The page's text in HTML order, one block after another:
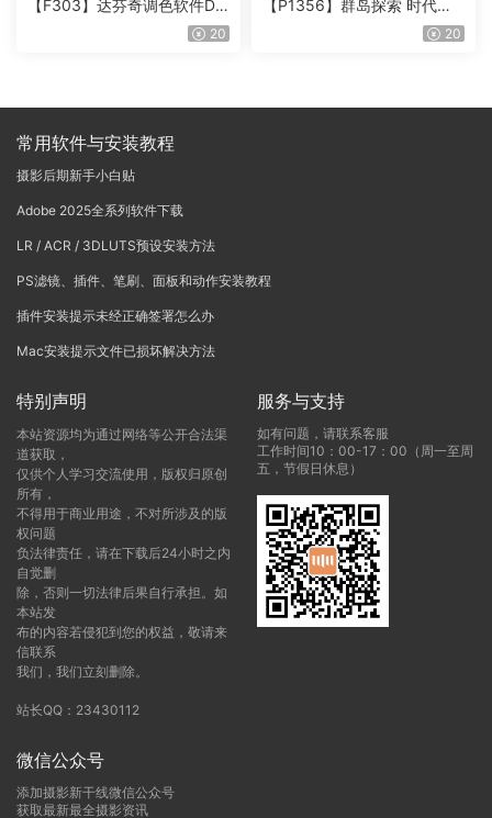
【F303】达芬奇调色软件Da
Vinci Resolve Studio21.0.320
【P1356】群岛探索 时代马
戏团 – QUEST 60 调色预设A
20
常用软件与安装教程
摄影后期新手小白贴
Adobe 2025全系列软件下载
LR / ACR / 3DLUTS预设安装方法
PS滤镜、插件、笔刷、面板和动作安装教程
插件安装提示未经正确签署怎么办
Mac安装提示文件已损坏解决方法
特别声明
本站资源均为通过网络等公开合法渠
道获取，
仅供个人学习交流使用，版权归原创
所有，
不得用于商业用途，不对所涉及的版
权问题
负法律责任，请在下载后24小时之内
自觉删
除，否则一切法律后果自行承担。如
本站发
布的内容若侵犯到您的权益，敬请来
信联系
我们，我们立刻删除。
站长QQ：23430112
服务与支持
如有问题，请联系客服
工作时间10：00-17：00（周一至周
五，节假日休息）
微信公众号
添加摄影新干线微信公众号
获取最新最全摄影资讯